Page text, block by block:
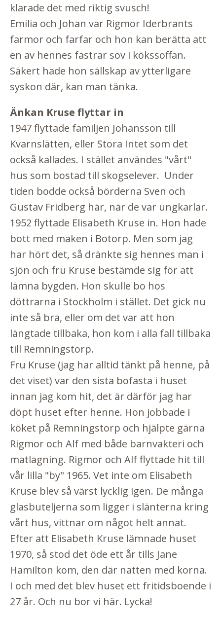
klarade det med riktig svusch!
Emilia och Johan var Rigmor Iderbrants
farmor och farfar och hon kan berätta att
en av hennes fastrar sov i kökssoffan.
Säkert hade hon sällskap av ytterligare
syskon där, kan man tänka.
Änkan Kruse flyttar in
1947 flyttade familjen Johansson till
Kvarnslätten, eller Stora Intet som det
också kallades. I stället användes "vårt"
hus som bostad till skogselever. Under
tiden bodde också börderna Sven och
Gustav Fridberg här, när de var ungkarlar.
1952 flyttade Elisabeth Kruse in. Hon hade
bott med maken i Botorp. Men som jag
har hört det, så dränkte sig hennes man i
sjön och fru Kruse bestämde sig för att
lämna bygden. Hon skulle bo hos
döttrarna i Stockholm i stället. Det gick nu
inte så bra, eller om det var att hon
längtade tillbaka, hon kom i alla fall tillbaka
till Remningstorp.
Fru Kruse (jag har alltid tänkt på henne, på
det viset) var den sista bofasta i huset
innan jag kom hit, det är därför jag har
döpt huset efter henne. Hon jobbade i
köket på Remningstorp och hjälpte gärna
Rigmor och Alf med både barnvakteri och
matlagning. Rigmor och Alf flyttade hit till
vår lilla "by" 1965. Vet inte om Elisabeth
Kruse blev så värst lycklig igen. De många
glasbuteljerna som ligger i slänterna kring
vårt hus, vittnar om något helt annat.
Efter att Elisabeth Kruse lämnade huset
1970, så stod det öde ett år tills Jane
Hamilton kom, den där natten med korna.
I och med det blev huset ett fritidsboende i
27 år. Och nu bor vi här. Lycka!